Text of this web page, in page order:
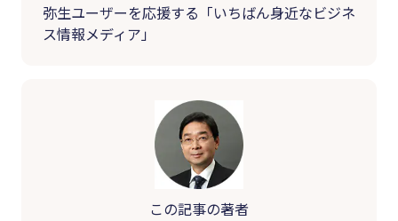
弥生ユーザーを応援する「いちばん身近なビジネ
ス情報メディア」
この記事の著者